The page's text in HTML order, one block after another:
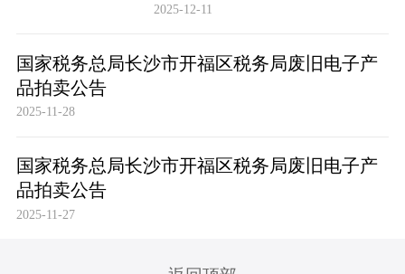
2025-12-11
国家税务总局长沙市开福区税务局废旧电子产
品拍卖公告
2025-11-28
国家税务总局长沙市开福区税务局废旧电子产
品拍卖公告
2025-11-27